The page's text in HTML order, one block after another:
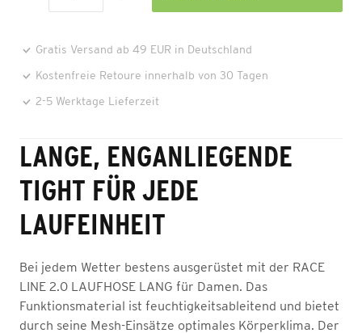
Gratis Versand ab 49 EUR in Deutschland
Kostenfreie Retoure innerhalb von 30 Tagen
2-5 Werktage Lieferzeit
LANGE, ENGANLIEGENDE
TIGHT FÜR JEDE
LAUFEINHEIT
Bei jedem Wetter bestens ausgerüstet mit der RACE
LINE 2.0 LAUFHOSE LANG für Damen. Das
Funktionsmaterial ist feuchtigkeitsableitend und bietet
durch seine Mesh-Einsätze optimales Körperklima. Der